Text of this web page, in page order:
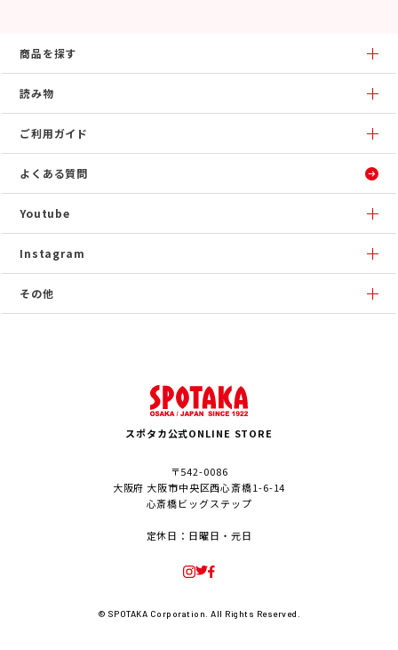
商品を探す
読み物
ご利用ガイド
よくある質問
Youtube
Instagram
その他
スポタカ公式ONLINE STORE
〒542-0086
大阪府 大阪市中央区西心斎橋1-6-14
心斎橋ビッグステップ
定休日：日曜日・元日
© SPOTAKA Corporation. All Rights Reserved.